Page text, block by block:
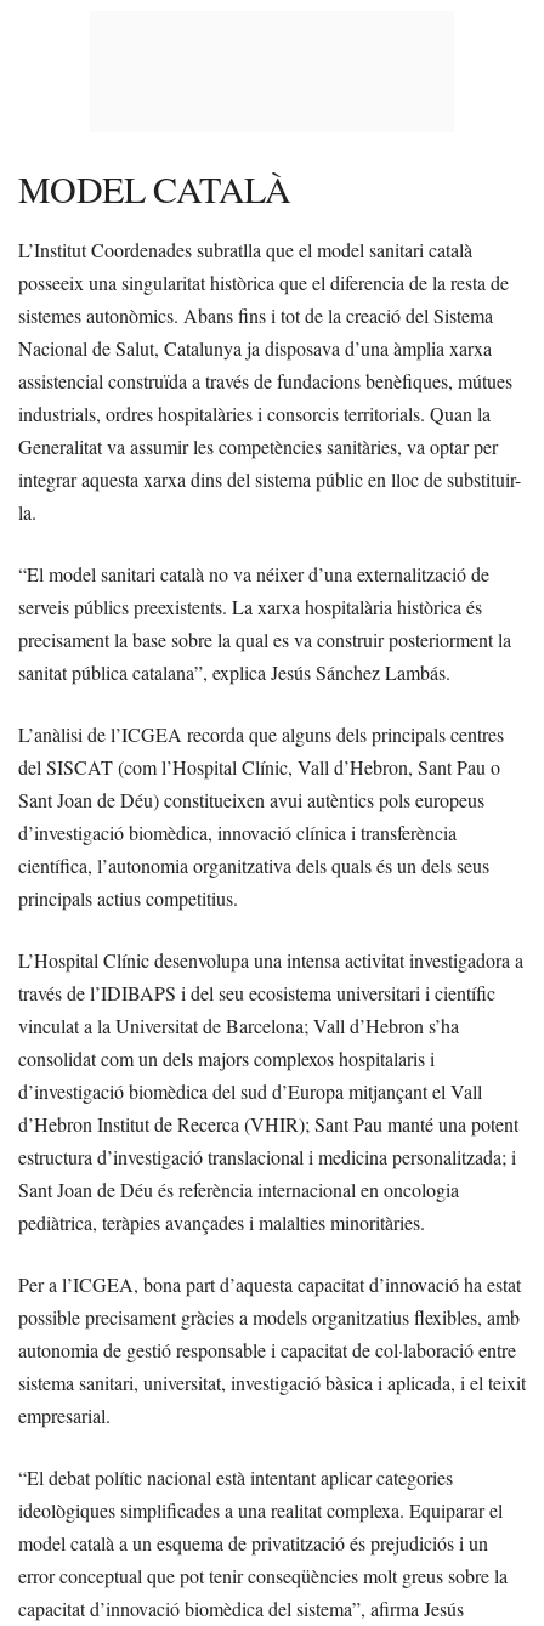
MODEL CATALÀ
L’Institut Coordenades subratlla que el model sanitari català
posseeix una singularitat històrica que el diferencia de la resta de
sistemes autonòmics. Abans fins i tot de la creació del Sistema
Nacional de Salut, Catalunya ja disposava d’una àmplia xarxa
assistencial construïda a través de fundacions benèfiques, mútues
industrials, ordres hospitalàries i consorcis territorials. Quan la
Generalitat va assumir les competències sanitàries, va optar per
integrar aquesta xarxa dins del sistema públic en lloc de substituir-
la.
“El model sanitari català no va néixer d’una externalització de
serveis públics preexistents. La xarxa hospitalària històrica és
precisament la base sobre la qual es va construir posteriorment la
sanitat pública catalana”, explica Jesús Sánchez Lambás.
L’anàlisi de l’ICGEA recorda que alguns dels principals centres
del SISCAT (com l’Hospital Clínic, Vall d’Hebron, Sant Pau o
Sant Joan de Déu) constitueixen avui autèntics pols europeus
d’investigació biomèdica, innovació clínica i transferència
científica, l’autonomia organitzativa dels quals és un dels seus
principals actius competitius.
L’Hospital Clínic desenvolupa una intensa activitat investigadora a
través de l’IDIBAPS i del seu ecosistema universitari i científic
vinculat a la Universitat de Barcelona; Vall d’Hebron s’ha
consolidat com un dels majors complexos hospitalaris i
d’investigació biomèdica del sud d’Europa mitjançant el Vall
d’Hebron Institut de Recerca (VHIR); Sant Pau manté una potent
estructura d’investigació translacional i medicina personalitzada; i
Sant Joan de Déu és referència internacional en oncologia
pediàtrica, teràpies avançades i malalties minoritàries.
Per a l’ICGEA, bona part d’aquesta capacitat d’innovació ha estat
possible precisament gràcies a models organitzatius flexibles, amb
autonomia de gestió responsable i capacitat de col·laboració entre
sistema sanitari, universitat, investigació bàsica i aplicada, i el teixit
empresarial.
“El debat polític nacional està intentant aplicar categories
ideològiques simplificades a una realitat complexa. Equiparar el
model català a un esquema de privatització és prejudiciós i un
error conceptual que pot tenir conseqüències molt greus sobre la
capacitat d’innovació biomèdica del sistema”, afirma Jesús